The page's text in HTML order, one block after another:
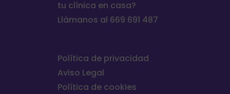
tu clínica en casa?
Llámanos al 669 691 487
Política de privacidad
Aviso Legal
Política de cookies